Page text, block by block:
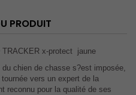
PRODUIT
TRACKER x-protect jaune
chien de chasse s?est imposée,
vers un expert de la
reconnu pour la qualité de ses